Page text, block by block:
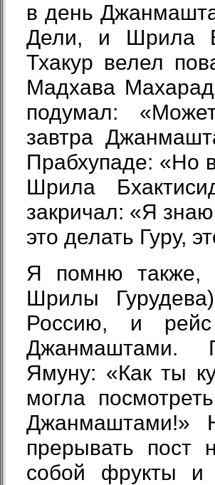
в день
Дели, и Шрила
Тхакур велел
Мадхава
подумал:
завтра
Прабхупаде: «Но
Шрила
закричал: «Я
это делать Гуру,
Я помню также,
Шрилы
Россию, и
Джанмаштами.
Ямуну: «Как ты
могла
Джанмаштами!»
прерывать
собой фрукты